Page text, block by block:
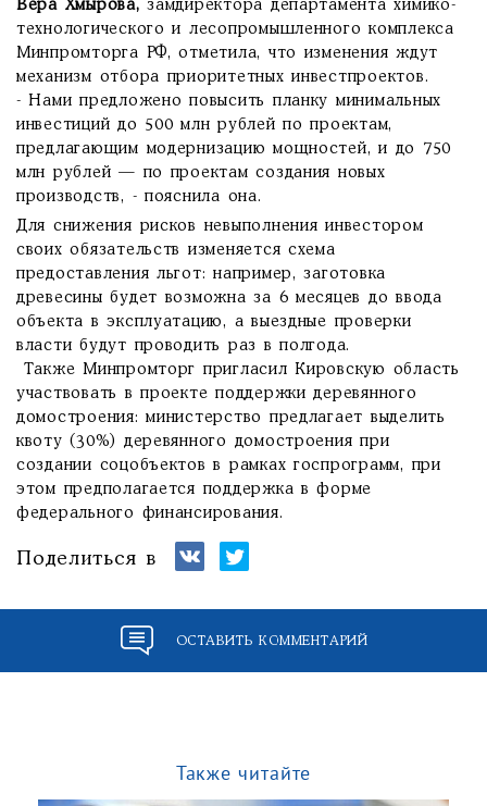
Вера Хмырова, замдиректора департамента химико-
технологического и лесопромышленного комплекса
Минпромторга РФ, отметила, что изменения ждут
механизм отбора приоритетных инвестпроектов.
- Нами предложено повысить планку минимальных
инвестиций до 500 млн рублей по проектам,
предлагающим модернизацию мощностей, и до 750
млн рублей — по проектам создания новых
производств, - пояснила она.
Для снижения рисков невыполнения инвестором
своих обязательств изменяется схема
предоставления льгот: например, заготовка
древесины будет возможна за 6 месяцев до ввода
объекта в эксплуатацию, а выездные проверки
власти будут проводить раз в полгода.
Также Минпромторг пригласил Кировскую область
участвовать в проекте поддержки деревянного
домостроения: министерство предлагает выделить
квоту (30%) деревянного домостроения при
создании соцобъектов в рамках госпрограмм, при
этом предполагается поддержка в форме
федерального финансирования.
Поделиться в
ОСТАВИТЬ КОММЕНТАРИЙ
Также читайте